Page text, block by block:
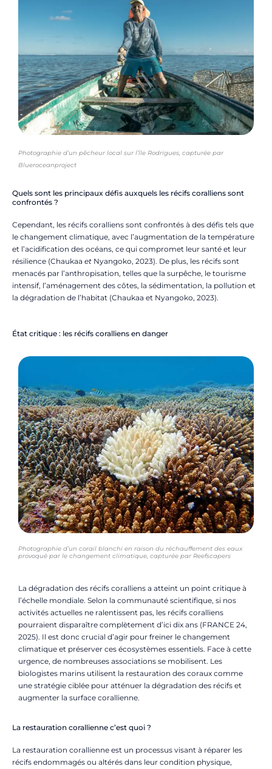
Photographie d’un pêcheur local sur l’île Rodrigues, capturée par
Blueroceanproject
Quels sont les principaux défis auxquels les récifs coralliens sont
confrontés ?
Cependant, les récifs coralliens sont confrontés à des défis tels que
le changement climatique, avec l’augmentation de la température
et l’acidification des océans, ce qui compromet leur santé et leur
résilience (Chaukaa et Nyangoko, 2023). De plus, les récifs sont
menacés par l’anthropisation, telles que la surpêche, le tourisme
intensif, l’aménagement des côtes, la sédimentation, la pollution et
la dégradation de l’habitat (Chaukaa et Nyangoko, 2023).
État critique : les récifs coralliens en danger
Photographie d’un corail blanchi en raison du réchauffement des eaux
provoqué par le changement climatique, capturée par Reefscapers
La dégradation des récifs coralliens a atteint un point critique à
l’échelle mondiale. Selon la communauté scientifique, si nos
activités actuelles ne ralentissent pas, les récifs coralliens
pourraient disparaître complètement d’ici dix ans (FRANCE 24,
2025). Il est donc crucial d’agir pour freiner le changement
climatique et préserver ces écosystèmes essentiels. Face à cette
urgence, de nombreuses associations se mobilisent. Les
biologistes marins utilisent la restauration des coraux comme
une stratégie ciblée pour atténuer la dégradation des récifs et
augmenter la surface corallienne.
La restauration corallienne c’est quoi ?
La restauration corallienne est un processus visant à réparer les
récifs endommagés ou altérés dans leur condition physique,